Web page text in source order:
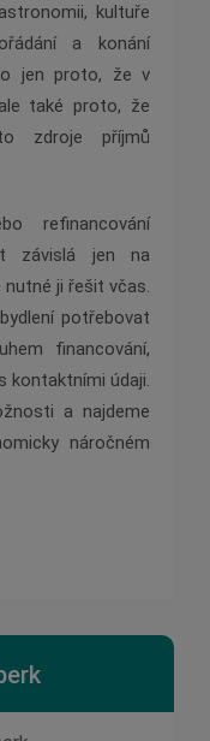
kultuře
a konání
jen proto, že v
také proto, že
zdroje příjmů
refinancování
závislá jen na
ji řešit včas.
potřebovat
financování,
kontaktními údaji.
a najdeme
náročném